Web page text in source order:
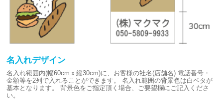
名入れデザイン
名入れ範囲内(幅60cmｘ縦30cm)に、お客様の社名(店舗名) 電話番号・
金額等を2列で入れることができます。
名入れ範囲の背景色は白ベタが
基本となります。
背景色をご指定頂く場合、ご要望欄にご記入くださ
い。